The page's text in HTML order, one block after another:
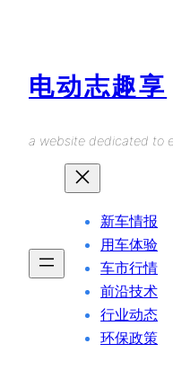
电动志趣享
a website dedicated to
新车情报
用车体验
车市行情
前沿技术
行业动态
环保政策